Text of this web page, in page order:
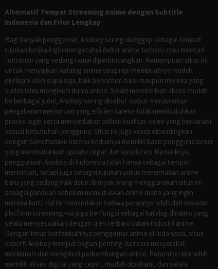
Alternatif Tempat Streaming Anime dengan Subtitle
Indonesia dan Fitur Lengkap
Bagi banyak penggemar, Anoboy sering dianggap sebagai tempat
rujukan ketika ingin mengetahui daftar anime terbaru atau mencari
tontonan yang sedang ramai diperbincangkan. Kemampuan situs ini
untuk menyajikan katalog anime yang rapi membuatnya mudah
dijelajahi oleh siapa saja, baik penonton baru maupun mereka yang
sudah lama mengikuti dunia anime. Selain memberikan akses mudah
ke berbagai judul, Anoboy sering disebut-sebut menawarkan
pengalaman menonton yang efisien karena tidak membutuhkan
proses login serta menyediakan pilihan kualitas video yang bervariasi
sesuai kebutuhan pengguna. Situs ini juga kerap dibandingkan
dengan Samehadaku karena keduanya memiliki basis pengguna besar
yang membutuhkan update cepat dan konsisten. Menariknya,
penggunaan Anoboy di Indonesia tidak hanya sebagai tempat
menonton, tetapi juga sebagai rujukan untuk menemukan anime
baru yang sedang naik daun. Banyak orang menggunakan situs ini
sebagai panduan sebelum memutuskan anime mana yang ingin
mereka ikuti. Hal ini menandakan bahwa perannya lebih dari sekadar
platform streaming—ia juga berfungsi sebagai katalog dinamis yang
selalu menyesuaikan dengan tren terbaru dalam industri anime.
Dengan terus bertambahnya penggemar anime di Indonesia, situs
seperti Anoboy menjadi bagian penting dari cara masyarakat
menikmati dan mengikuti perkembangan anime. Penonton kini lebih
memilih akses digital yang cepat, mudah dipahami, dan selalu